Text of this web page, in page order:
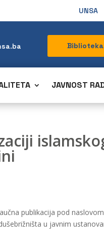
UNSA
Biblioteka
JAVNOST
publikacija pod
u javnim